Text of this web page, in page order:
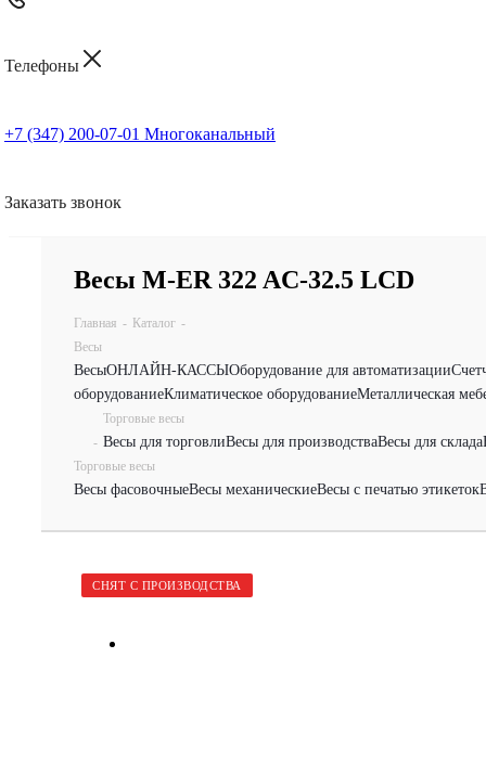
Телефоны
+7 (347) 200-07-01 Многоканальный
Заказать звонок
Весы M-ER 322 AС-32.5 LCD
Главная - Каталог -
Весы
ВесыОНЛАЙН-КАССЫОборудование для автоматизации
оборудованиеКлиматическое оборудованиеМеталлическая
-
Торговые весы
Весы для торговлиВесы для производстваВесы для склада
Торговые весы
Весы фасовочныеВесы механическиеВесы с печатью этикеток
СНЯТ С ПРОИЗВОДСТВА